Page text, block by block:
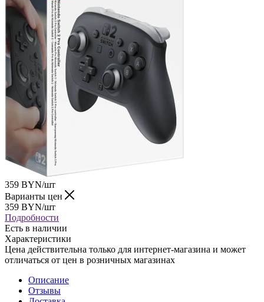
359 BYN/шт
Варианты цен
359 BYN/шт
Подробности
Есть в наличии
Характеристики
Цена действительна только для интернет-магазина и может
отличаться от цен в розничных магазинах
Описание
Отзывы